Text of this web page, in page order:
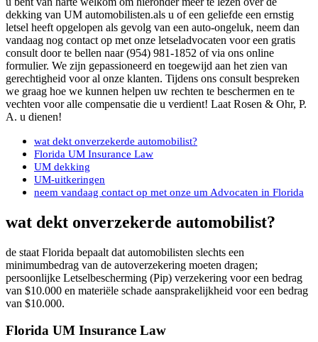
dekking van UM automobilisten.als u of een geliefde een ernstig
letsel heeft opgelopen als gevolg van een auto-ongeluk, neem dan
vandaag nog contact op met onze letseladvocaten voor een gratis
consult door te bellen naar (954) 981-1852 of via ons online
formulier. We zijn gepassioneerd en toegewijd aan het zien van
gerechtigheid voor al onze klanten. Tijdens ons consult bespreken
we graag hoe we kunnen helpen uw rechten te beschermen en te
vechten voor alle compensatie die u verdient! Laat Rosen & Ohr, P.
A. u dienen!
wat dekt onverzekerde automobilist?
Florida UM Insurance Law
UM dekking
UM-uitkeringen
neem vandaag contact op met onze um Advocaten in Florida
wat dekt onverzekerde automobilist?
de staat Florida bepaalt dat automobilisten slechts een
minimumbedrag van de autoverzekering moeten dragen;
persoonlijke Letselbescherming (Pip) verzekering voor een bedrag
van $10.000 en materiële schade aansprakelijkheid voor een bedrag
van $10.000.
Florida UM Insurance Law